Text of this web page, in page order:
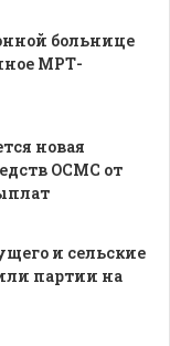
больнице
МРТ-
новая
ОСМС от
и сельские
партии на